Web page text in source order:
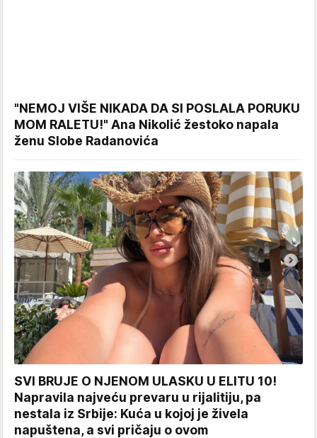
"NEMOJ VIŠE NIKADA DA SI POSLALA PORUKU
MOM RALETU!" Ana Nikolić žestoko napala
ženu Slobe Radanovića
SVI BRUJE O NJENOM ULASKU U ELITU 10!
Napravila najveću prevaru u rijalitiju, pa
nestala iz Srbije: Kuća u kojoj je živela
napuštena, a svi pričaju o ovom